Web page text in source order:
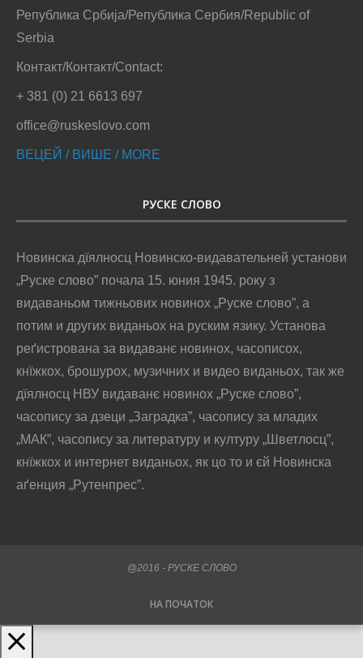
Република Србија/Република Сербия/Republic of
Serbia
Контакт/Контакт/Contact:
+ 381 (0) 21 6613 697
office@ruskeslovo.com
ВЕЦЕЙ / ВИШЕ / MORE
РУСКЕ СЛОВО
Новинска дїялносц Новинско-видавательней установи
„Руске слово” почала 15. юния 1945. року з
видаваньом тижньових новинох „Руске слово”, а
потим и других виданьох на руским язику. Установа
реґистрована за видаванє новинох, часописох,
кнїжкох, брошурох, музичних и видео виданьох, так же
дїялносц НВУ видаванє новинох „Руске слово”,
часопису за дзеци „Заградка”, часопису за младих
„МАК”, часопису за литературу и културу „Шветлосц”,
кнїжкох и интернет виданьох, як цо то и єй Новинска
аґенция „Рутенпрес”.
@2016 - РУСКЕ СЛОВО
НА ПОЧАТОК